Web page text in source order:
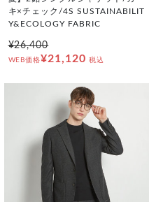
キ×チェック/4S SUSTAINABILIT
Y&ECOLOGY FABRIC
¥26,400
WEB価格¥21,120 税込